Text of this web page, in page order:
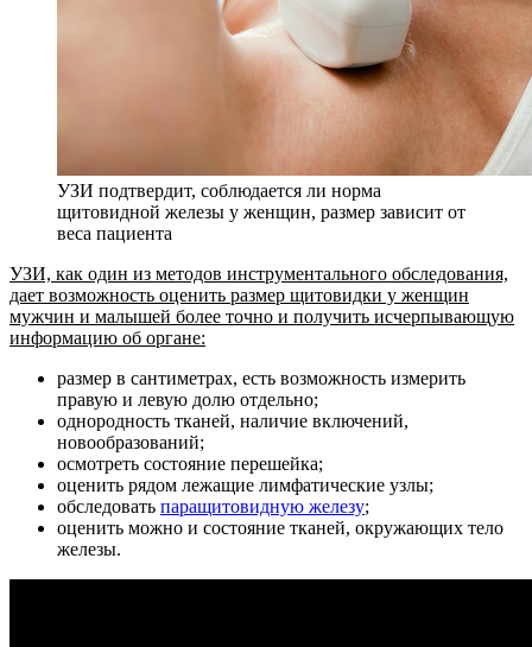
УЗИ подтвердит, соблюдается ли норма
щитовидной железы у женщин, размер зависит от
веса пациента
УЗИ, как один из методов инструментального обследования,
дает возможность оценить размер щитовидки у женщин
мужчин и малышей более точно и получить исчерпывающую
информацию об органе:
размер в сантиметрах, есть возможность измерить
правую и левую долю отдельно;
однородность тканей, наличие включений,
новообразований;
осмотреть состояние перешейка;
оценить рядом лежащие лимфатические узлы;
обследовать паращитовидную железу;
оценить можно и состояние тканей, окружающих тело
железы.